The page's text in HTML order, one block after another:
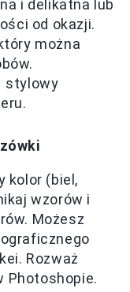
i delikatna lub
od okazji.
można
stylowy
kolor (biel,
wzorów i
Możesz
Rozważ
Photoshopie.